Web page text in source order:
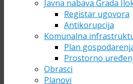
Javna nabava Grada
Registar ugovora
Antikorupcija
Komunalna
Plan
Prostorno
Obrasci
Planovi